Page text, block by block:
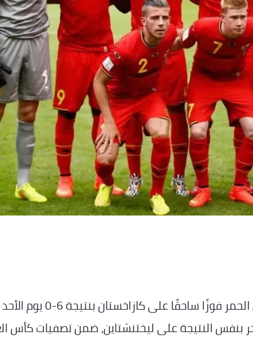
…_حقق الشياطين الحمر فوزًا ساحقًا على
بنفس النتيجة على ليختنشتاين، ضمن تصفيات كأس